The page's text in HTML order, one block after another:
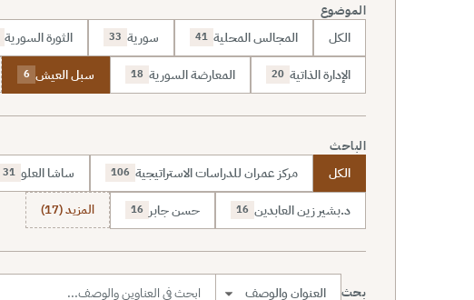
الموضوع
الكل المجالس المحلية 41 سورية 33 الثورة السورية
الإدارة الذاتية 20 المعارضة السورية 18 سبل العيش 6
الباحث
الكل مركز عمران للدراسات الاستراتيجية 106 ساشا العلو 31
د.بشير زين العابدين 16 حسن جابر 16 المزيد (17)
بحث